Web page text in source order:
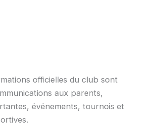
officielles du club sont
aux parents,
événements, tournois et